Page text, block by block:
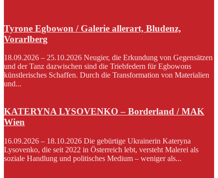
Tyrone Egbowon / Galerie allerart, Bludenz,
Vorarlberg
18.09.2026 – 25.10.2026 Neugier, die Erkundung von Gegensätzen
und der Tanz dazwischen sind die Triebfedern für Egbowons
künstlerisches Schaffen. Durch die Transformation von Materialien
und...
KATERYNA LYSOVENKO – Borderland / MAK
Wien
16.09.2026 – 18.10.2026 Die gebürtige Ukrainerin Kateryna
Lysovenko, die seit 2022 in Österreich lebt, versteht Malerei als
soziale Handlung und politisches Medium – weniger als...